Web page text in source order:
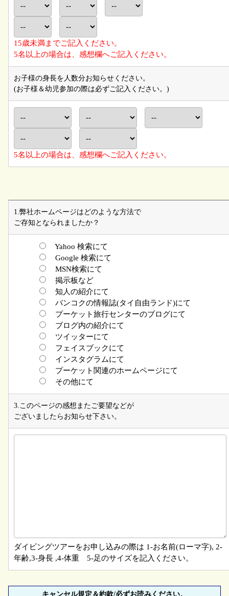
15歳未満までご記入ください。
5名以上の場合は、感想欄へご記入ください。
お子様の身長を人数分お知らせください。
(お子様＆幼児参加の際は必ずご記入ください。)
5名以上の場合は、感想欄へご記入ください。
1.弊社ホームページはどのような方法で
ご存知となられましたか？
Yahoo 検索にて
Google 検索にて
MSN検索にて
掲示板など
知人の紹介にて
バンコクの情報誌(タイ自由ランド)にて
プーケット旅行センターのブログにて
ブログ内の紹介にて
ツイッターにて
フェイスブックにて
インスタグラムにて
プーケット関連のホームページにて
その他にて
3.このページの感想またご要望などが
ございましたらお知らせ下さい。
ダイビングツアーをお申し込みの際は 1-お名前(ローマ字), 2-
年齢,3-身長 ,4-体重 5-足のサイズを記入ください。
キャンセル規定＆約款/必ずお読みください。